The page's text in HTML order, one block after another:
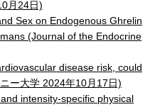
月24日)
Sex on Endogenous Ghrelin
(Journal of the Endocrine
disease risk, could
ー大学 2024年10月17日)
intensity-specific physical